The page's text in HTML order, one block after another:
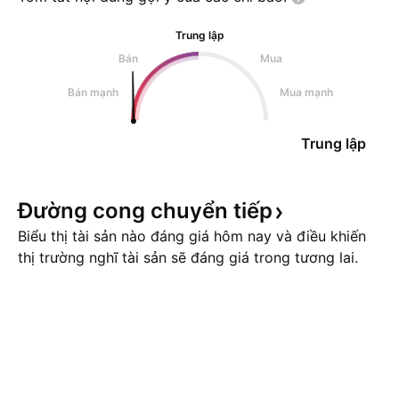
Trung lập
Bán
Mua
Bán mạnh Mua mạnh
Trung lập
Đường cong chuyển tiếp
Biểu thị tài sản nào đáng giá hôm nay và điều khiến
thị trường nghĩ tài sản sẽ đáng giá trong tương lai.